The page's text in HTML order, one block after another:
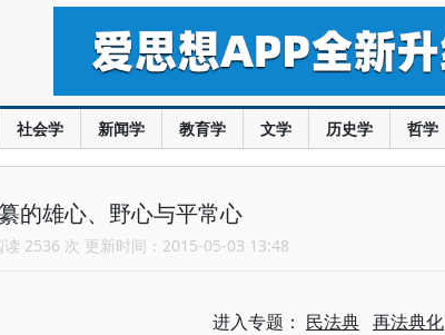
社会学 新闻学 教育学 文学 历史学 哲学
的雄心、野心与平常心
2536 次 更新时间：2015-05-03 13:48
进入专题： 民法典 再法典化